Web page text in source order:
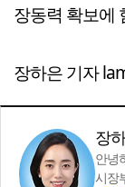
장동력 확보에
장하은 기자
장
안녕
시장